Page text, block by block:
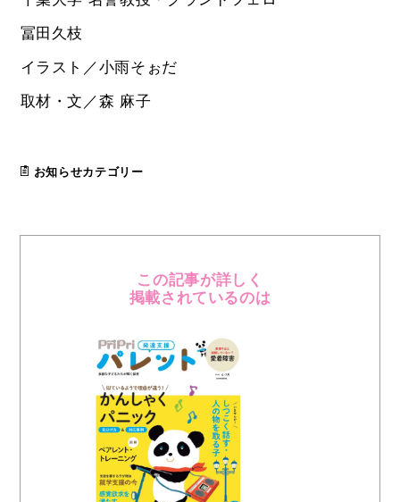
冨田久枝
イラスト／小雨そぉだ
取材・文／森 麻子
お知らせカテゴリー
この記事が詳しく
掲載されているのは